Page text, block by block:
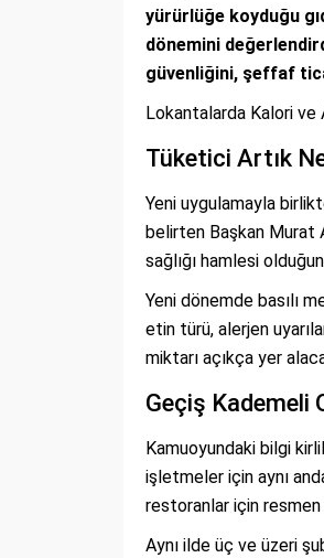
yürürlüğe koyduğu
dönemini
güvenliğini, şeffaf
Lokantalarda Kalori ve
Tüketici Artık
Yeni uygulamayla
belirten Başkan Murat
sağlığı hamlesi
Yeni dönemde basılı
etin türü, alerjen
miktarı açıkça yer
Geçiş Kademeli
Kamuoyundaki bilgi
işletmeler için aynı
restoranlar için resmen
Aynı ilde üç ve üzeri